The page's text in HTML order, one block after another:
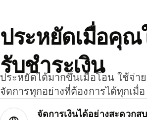
ประหยัดเมื่อคุณ
รับชำระเงิน
ประหยัดได้มากขึ้นเมื่อโอน ใช้จ่า
จัดการทุกอย่างที่ต้องการได้ทุกเ
จัดการเงินได้อย่างสะดวกส